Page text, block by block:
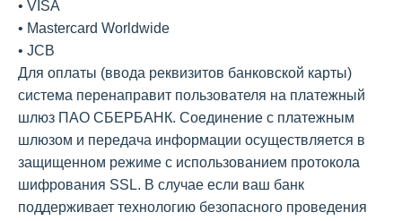
• VISA
• Mastercard Worldwide
• JCB
Для оплаты (ввода реквизитов банковской карты)
система перенаправит пользователя на платежный
шлюз ПАО СБЕРБАНК. Соединение с платежным
шлюзом и передача информации осуществляется в
защищенном режиме с использованием протокола
шифрования SSL. В случае если ваш банк
поддерживает технологию безопасного проведения